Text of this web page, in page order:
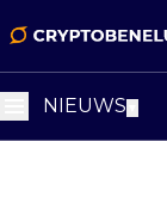
NIEUWS